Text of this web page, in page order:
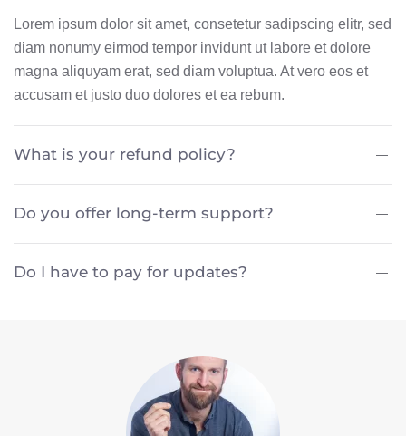
Lorem ipsum dolor sit amet, consetetur sadipscing elitr, sed
diam nonumy eirmod tempor invidunt ut labore et dolore
magna aliquyam erat, sed diam voluptua. At vero eos et
accusam et justo duo dolores et ea rebum.
What is your refund policy?
Do you offer long-term support?
Do I have to pay for updates?